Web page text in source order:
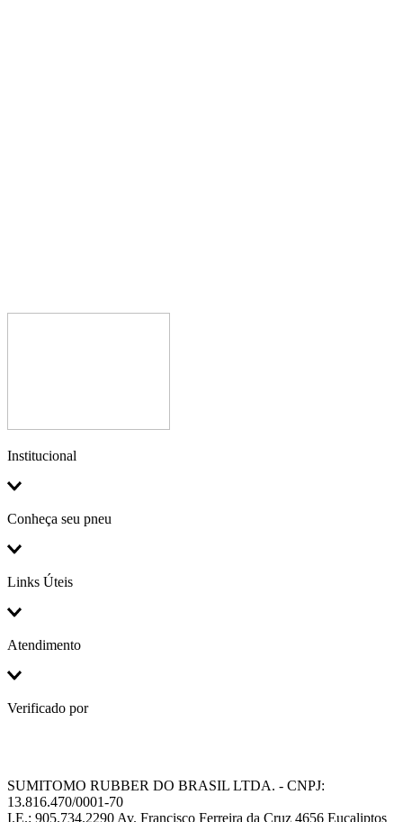
Institucional
Conheça seu pneu
Links Úteis
Atendimento
Verificado por
SUMITOMO RUBBER DO BRASIL LTDA. - CNPJ:
13.816.470/0001-70
I.E.: 905.734.2290 Av. Francisco Ferreira da Cruz 4656 Eucaliptos